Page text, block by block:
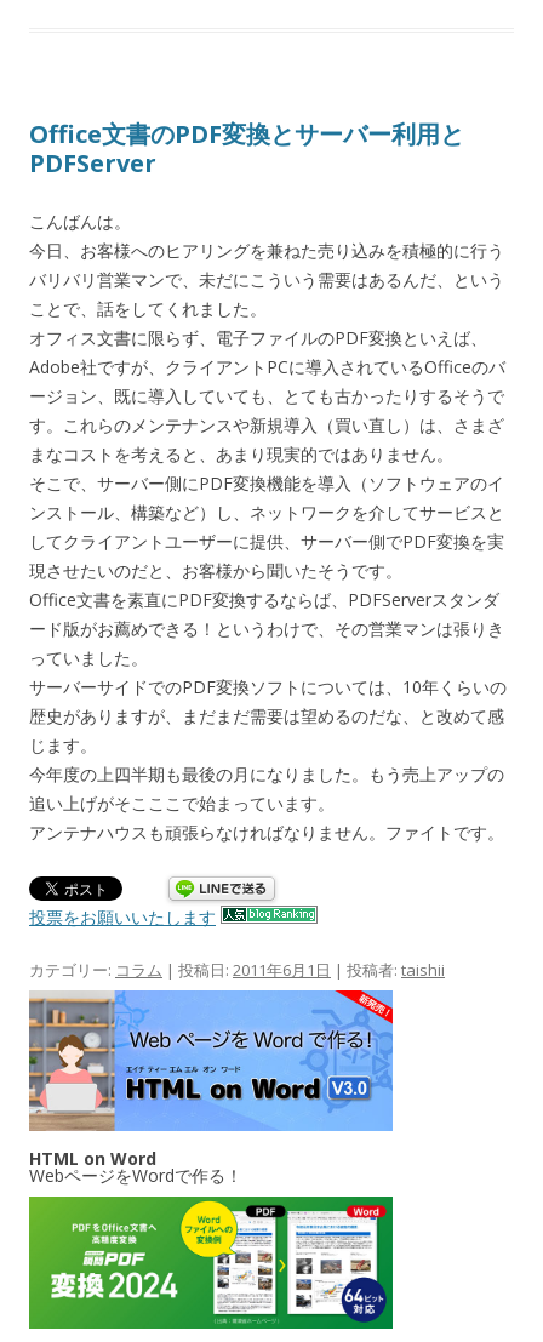
Office文書のPDF変換とサーバー利用と
PDFServer
こんばんは。
今日、お客様へのヒアリングを兼ねた売り込みを積極的に行う
バリバリ営業マンで、未だにこういう需要はあるんだ、という
ことで、話をしてくれました。
オフィス文書に限らず、電子ファイルのPDF変換といえば、
Adobe社ですが、クライアントPCに導入されているOfficeのバ
ージョン、既に導入していても、とても古かったりするそうで
す。これらのメンテナンスや新規導入（買い直し）は、さまざ
まなコストを考えると、あまり現実的ではありません。
そこで、サーバー側にPDF変換機能を導入（ソフトウェアのイ
ンストール、構築など）し、ネットワークを介してサービスと
してクライアントユーザーに提供、サーバー側でPDF変換を実
現させたいのだと、お客様から聞いたそうです。
Office文書を素直にPDF変換するならば、PDFServerスタンダ
ード版がお薦めできる！というわけで、その営業マンは張りき
っていました。
サーバーサイドでのPDF変換ソフトについては、10年くらいの
歴史がありますが、まだまだ需要は望めるのだな、と改めて感
じます。
今年度の上四半期も最後の月になりました。もう売上アップの
追い上げがそこここで始まっています。
アンテナハウスも頑張らなければなりません。ファイトです。
投票をお願いいたします
カテゴリー: コラム | 投稿日: 2011年6月1日 | 投稿者: taishii
HTML on Word
WebページをWordで作る！